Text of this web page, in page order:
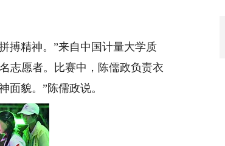
精神。”来自中国计量大学质
志愿者。比赛中，陈儒政负责衣
面貌。”陈儒政说。